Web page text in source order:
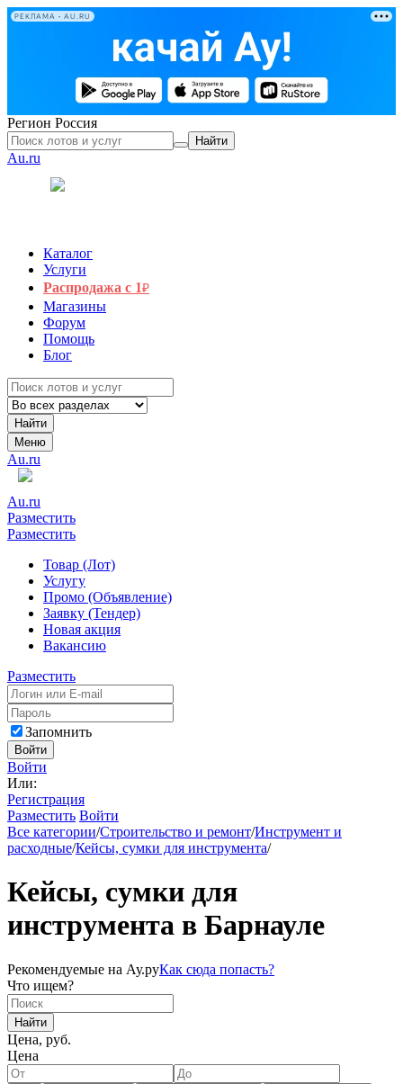
РЕКЛАМА • AU.RU
Регион Россия
Найти
Au.ru
Каталог
Услуги
Распродажа с 1₽
Магазины
Форум
Помощь
Блог
Найти
Меню
Au.ru
Au.ru
Разместить
Разместить
Товар (Лот)
Услугу
Промо (Объявление)
Заявку (Тендер)
Новая акция
Вакансию
Разместить
Запомнить
Войти
Войти
Или:
Регистрация
Разместить Войти
Все категории/Строительство и ремонт/Инструмент и
расходные/Кейсы, сумки для инструмента/
Кейсы, сумки для
инструмента в Барнауле
Рекомендуемые на Ау.руКак сюда попасть?
Что ищем?
Найти
Цена, руб.
Цена